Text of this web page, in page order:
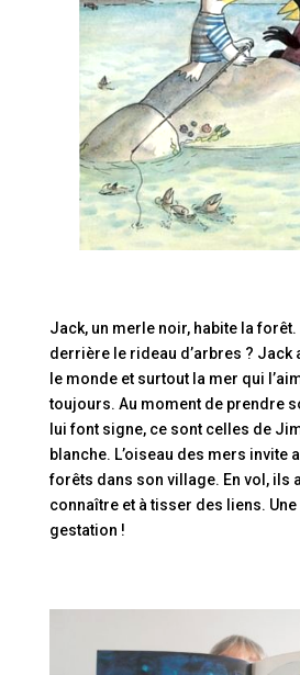
Jack, un merle noir, habite la forêt.
derrière le rideau d’arbres ?
le monde et surtout la mer qui
toujours. Au moment de prendre
lui font signe, ce sont celles de
blanche. L’oiseau des mers invite
forêts dans son village. En vol, ils
connaître et à tisser des liens.
gestation !